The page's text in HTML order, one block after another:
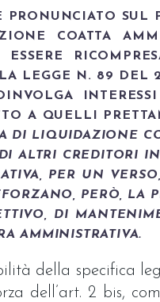
SUL
COATTA
LEGGE N. 89 DEL
A QUELLI
DI LIQUIDAZIONE
ALTRI CREDITORI IN
PER UN
PERÒ, LA
DI
AMMINISTRATIVA.
della specifica
dell’art. 2 bis,